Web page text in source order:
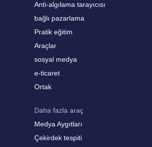
Anti-algılama tarayıcısı
bağlı pazarlama
Pratik eğitim
Araçlar
sosyal medya
e-ticaret
Ortak
Daha fazla araç
Medya Aygıtları
Çekirdek tespiti